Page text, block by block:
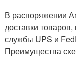
В распоряжении
доставки
службы UPS и
Преимущества